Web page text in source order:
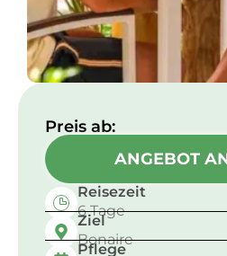
Preis ab:​
ANGEBOT
Reisezeit
6 Tage
Ziel
Bonaire
Pflege